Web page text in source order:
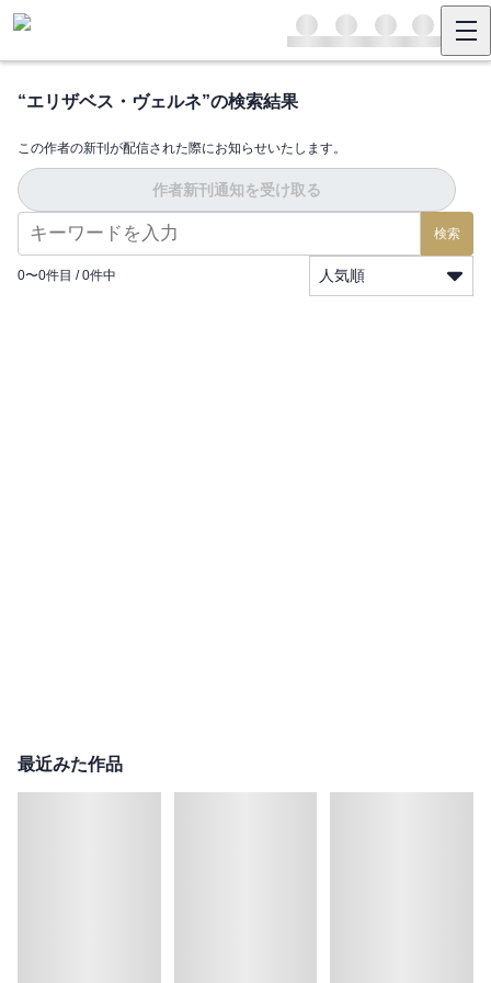
“エリザベス・ヴェルネ”の検索結果
この作者の新刊が配信された際にお知らせいたします。
作者新刊通知を受け取る
検索
0〜0件目 / 0件中 人気順
最近みた作品